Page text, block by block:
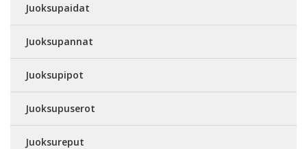
Juoksupaidat
Juoksupannat
Juoksupipot
Juoksupuserot
Juoksureput